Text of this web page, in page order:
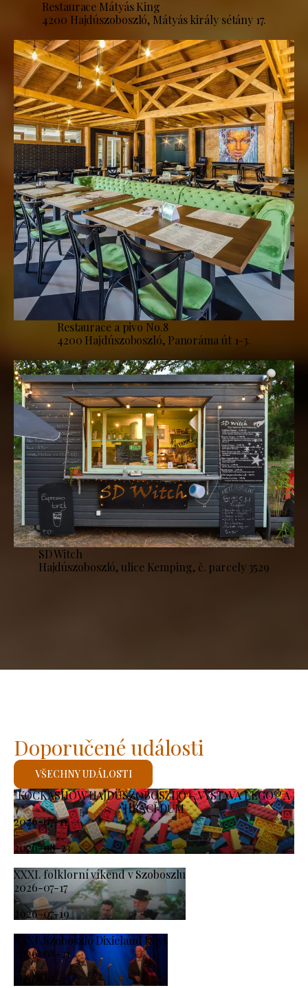
Restaurace Mátyás King
4200 Hajdúszoboszló, Mátyás király sétány 17.
Restaurace a pivo No.8
4200 Hajdúszoboszló, Panoráma út 1-3.
SD Witch
Hajdúszoboszló, ulice Kemping, č. parcely 3529
KOCKASHOW HAJDÚSZOBOSZLÓ – VÝSTAVA LEGO® A
HRACÍ DŮM
2026-07-11
-
2026-08-23
XXXI. folklorní víkend v Szoboszlu
2026-07-17
-
2026-07-19
XXXI. Szoboszló Dixieland Days
2026-08-21
-
2026-08-23
Doporučené události
VŠECHNY UDÁLOSTI